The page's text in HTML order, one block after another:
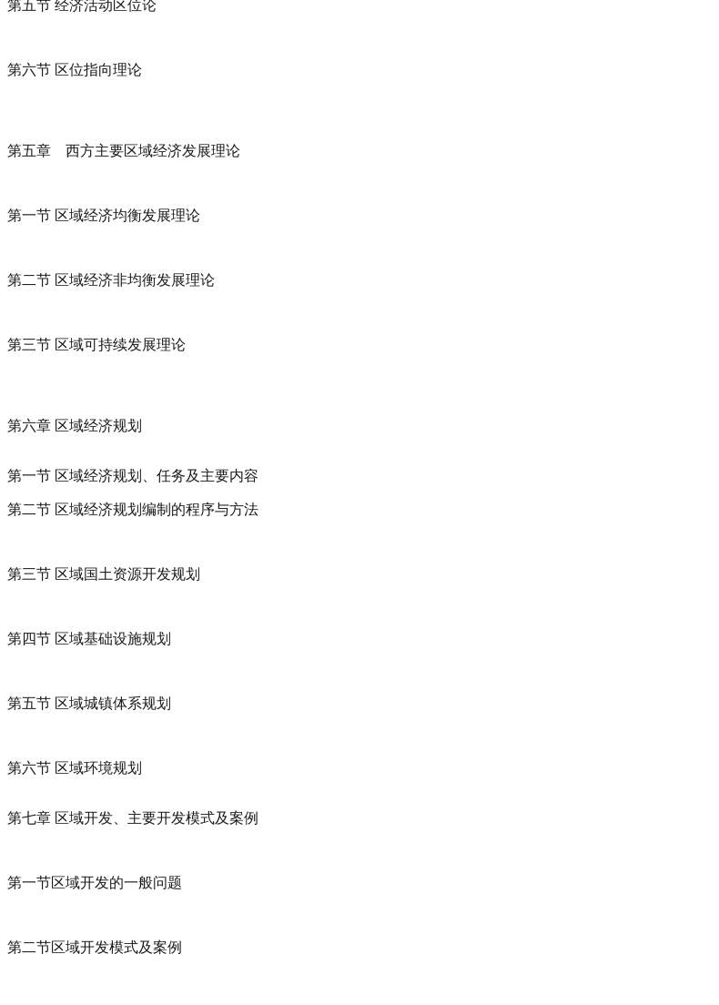
第五节 经济活动区位论
第六节 区位指向理论
第五章 西方主要区域经济发展理论
第一节 区域经济均衡发展理论
第二节 区域经济非均衡发展理论
第三节 区域可持续发展理论
第六章 区域经济规划
第一节 区域经济规划、任务及主要内容
第二节 区域经济规划编制的程序与方法
第三节 区域国土资源开发规划
第四节 区域基础设施规划
第五节 区域城镇体系规划
第六节 区域环境规划
第七章 区域开发、主要开发模式及案例
第一节区域开发的一般问题
第二节区域开发模式及案例